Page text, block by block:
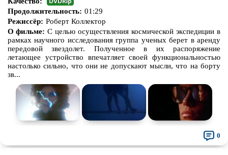
Продолжительность: 01:29
Режиссёр: Роберт Коллектор
О фильме: С целью осуществления космической экспедиции в
рамках научного исследования группа ученых берет в аренду
передовой звездолет. Полученное в их распоряжение
летающее устройство впечатляет своей функциональностью
настолько сильно, что они не допускают мысли, что на борту
зв...
0